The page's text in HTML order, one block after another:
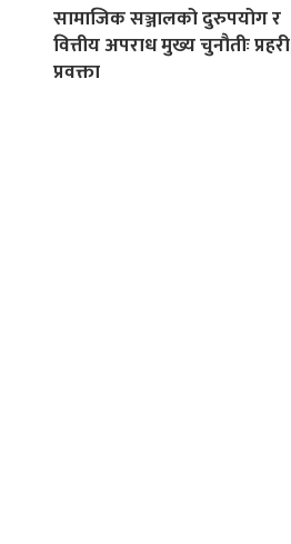
सामाजिक सञ्जालको दुरुपयोग र
वित्तीय अपराध मुख्य चुनौतीः प्रहरी
प्रवक्ता